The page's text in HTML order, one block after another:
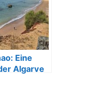
Eine
Algarve